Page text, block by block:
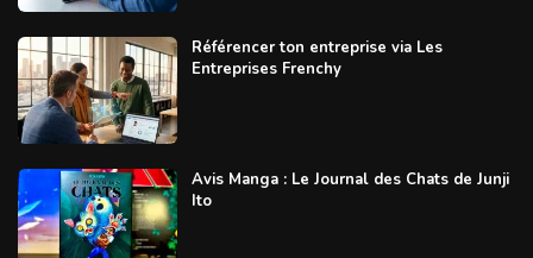
Référencer ton entreprise via Les
Entreprises Frenchy
Avis Manga : Le Journal des Chats de Junji
Ito